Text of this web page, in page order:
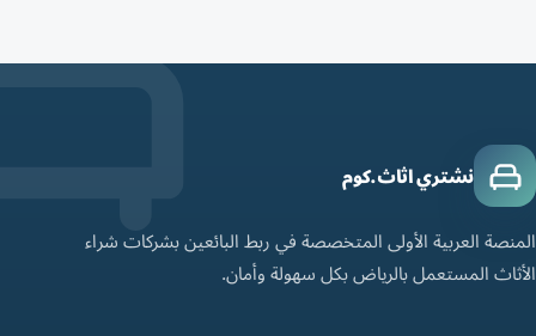
نشتري اثاث.كوم
المنصة العربية الأولى المتخصصة في ربط البائعين بشركات شراء
الأثاث المستعمل بالرياض بكل سهولة وأمان.